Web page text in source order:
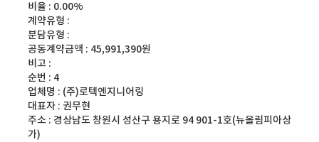
비율 : 0.00%
계약유형 :
분담유형 :
공동계약금액 : 45,991,390원
비고 :
순번 : 4
업체명 : (주)로텍엔지니어링
대표자 : 권무현
주소 :경상남도 창원시 성산구 용지로 94 901-1호(뉴올림피아상
가)